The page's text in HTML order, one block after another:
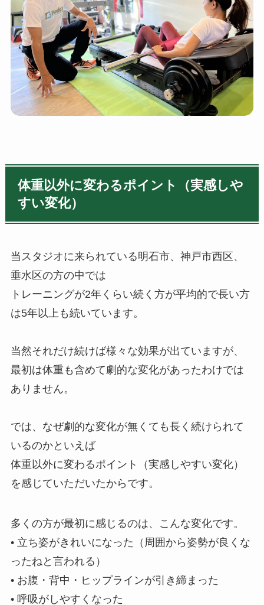
体重以外に変わるポイント（実感しや
すい変化）
当スタジオに来られている明石市、神戸市西区、
垂水区の方の中では
トレーニングが2年くらい続く方が平均的で長い方
は5年以上も続いています。
当然それだけ続けば様々な効果が出ていますが、
最初は体重も含めて劇的な変化があったわけでは
ありません。
では、なぜ劇的な変化が無くても長く続けられて
いるのかといえば
体重以外に変わるポイント（実感しやすい変化）
を感じていただいたからです。
多くの方が最初に感じるのは、こんな変化です。
• 立ち姿がきれいになった（周囲から姿勢が良くな
ったねと言われる）
• お腹・背中・ヒップラインが引き締まった
• 呼吸がしやすくなった